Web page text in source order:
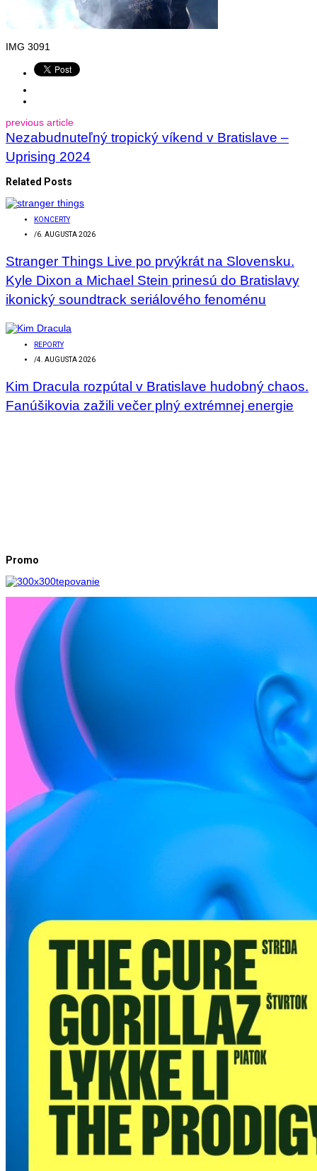
IMG 3091
previous article
Nezabudnuteľný tropický víkend v Bratislave –
Uprising 2024
Related Posts
KONCERTY
/6. AUGUSTA 2026
Stranger Things Live po prvýkrát na Slovensku.
Kyle Dixon a Michael Stein prinesú do Bratislavy
ikonický soundtrack seriálového fenoménu
REPORTY
/4. AUGUSTA 2026
Kim Dracula rozpútal v Bratislave hudobný chaos.
Fanúšikovia zažili večer plný extrémnej energie
Promo